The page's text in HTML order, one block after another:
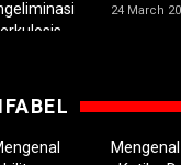
24 March